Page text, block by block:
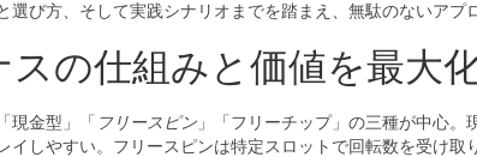
び方、そして実践シナリオまでを踏まえ、無駄のないアプ
スの仕組みと価値を最大
現金型」「 フリースピン 」「フリーチップ」の三種が中心
イしやすい。フリースピンは特定スロットで回転数を受け取